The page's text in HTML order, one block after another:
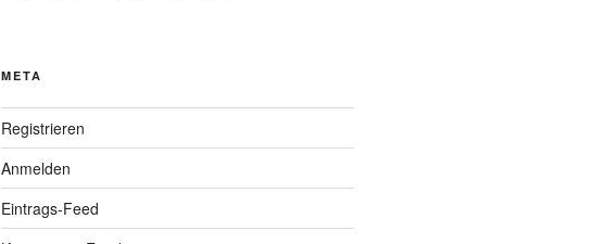
META
Registrieren
Anmelden
Eintrags-Feed